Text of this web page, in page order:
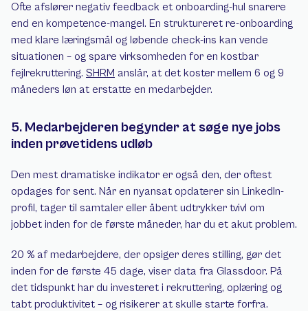
Ofte afslører negativ feedback et onboarding-hul snarere
end en kompetence-mangel. En struktureret re-onboarding
med klare læringsmål og løbende check-ins kan vende
situationen – og spare virksomheden for en kostbar
fejlrekruttering. SHRM anslår, at det koster mellem 6 og 9
måneders løn at erstatte en medarbejder.
5. Medarbejderen begynder at søge nye jobs
inden prøvetidens udløb
Den mest dramatiske indikator er også den, der oftest
opdages for sent. Når en nyansat opdaterer sin LinkedIn-
profil, tager til samtaler eller åbent udtrykker tvivl om
jobbet inden for de første måneder, har du et akut problem.
20 % af medarbejdere, der opsiger deres stilling, gør det
inden for de første 45 dage, viser data fra Glassdoor. På
det tidspunkt har du investeret i rekruttering, oplæring og
tabt produktivitet – og risikerer at skulle starte forfra.